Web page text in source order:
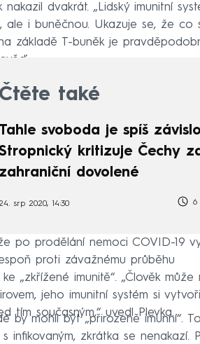
dvakrát. „Lidský imunitní
ale i buněčnou. Ukazuje se, že co
základě T-buněk je
Čtěte také
Tahle svoboda je spíš
kritizuje Čechy
zahraniční dovolené
srp 2020, 14:30 6
po prodělání nemoci COVID-19
proti závažnému průběhu
„zkřížené imunitě“. „Člověk může
jeho imunitní systém si vytvořil
tím současným,“ uvedl Plevka.
by mohli být „přirozeně imunní“. To
infikovaným, zkrátka se nenakazí.